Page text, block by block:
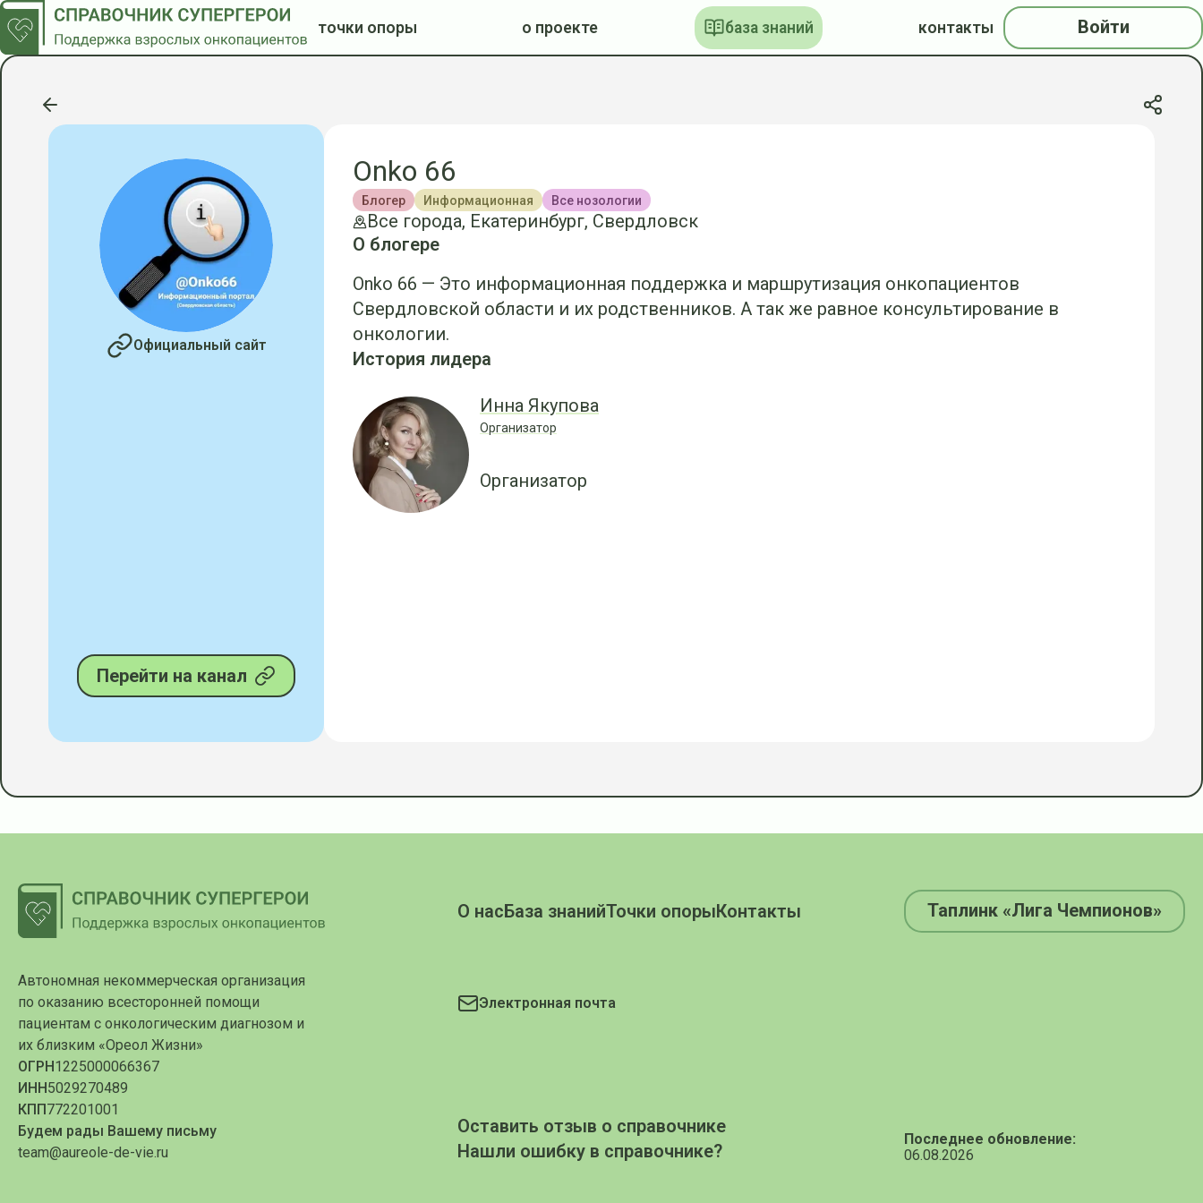
точки опоры о проекте база знаний контакты Войти
Официальный сайт
Перейти на канал
Onko 66
Блогер Информационная Все нозологии
Все города, Екатеринбург, Свердловск
О блогере
Onko 66 — Это информационная поддержка и маршрутизация онкопациентов
Свердловской области и их родственников. А так же равное консультирование в
онкологии.
История лидера
Инна Якупова
Организатор
Организатор
Последнее обновление:
06.08.2026
Оставить отзыв о справочнике
Нашли ошибку в справочнике?
Автономная некоммерческая организация
по оказанию всесторонней помощи
пациентам с онкологическим диагнозом и
их близким «Ореол Жизни»
ОГРН 1225000066367
ИНН 5029270489
КПП 772201001
Будем рады Вашему письму
team@aureole-de-vie.ru
О насБаза знанийТочки опорыКонтакты Таплинк «Лига Чемпионов»
Электронная почта